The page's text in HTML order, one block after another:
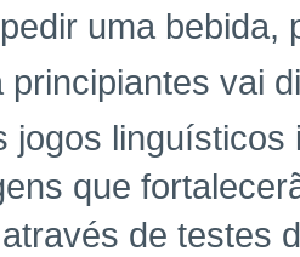
pedir uma
principiantes vai
jogos
que
de testes